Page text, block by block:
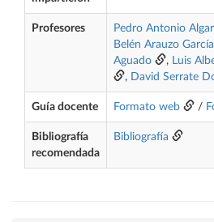
Profesores Pedro Antonio
Belén Arauzo García
Aguado
, Luis
, David Serrate
Guía docente Formato web /
Bibliografía
recomendada
Bibliografía